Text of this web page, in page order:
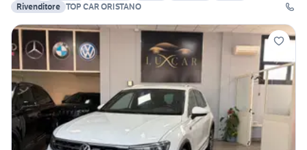
Rivenditore TOP CAR ORISTANO